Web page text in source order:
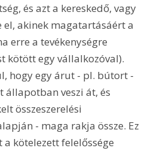
és azt a kereskedő, vagy
el, akinek magatartásáért a
erre a tevékenységre
kötött egy vállalkozóval).
hogy egy árut - pl. bútort -
állapotban veszi át, és
összeszerelési
- maga rakja össze. Ez
kötelezett felelőssége